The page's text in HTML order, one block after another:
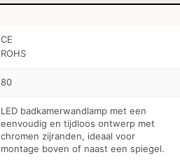
CE
ROHS
80
LED badkamerwandlamp met een
eenvoudig en tijdloos ontwerp met
chromen zijranden, ideaal voor
montage boven of naast een spiegel.